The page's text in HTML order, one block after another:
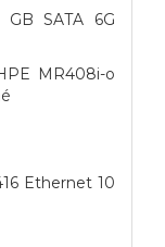
SATA 6G
MR408i-o
Ethernet 10